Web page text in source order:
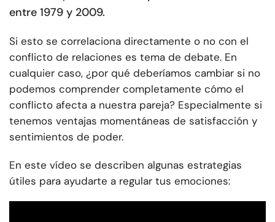
entre 1979 y 2009.
Si esto se correlaciona directamente o no con el
conflicto de relaciones es tema de debate. En
cualquier caso, ¿por qué deberíamos cambiar si no
podemos comprender completamente cómo el
conflicto afecta a nuestra pareja? Especialmente si
tenemos ventajas momentáneas de satisfacción y
sentimientos de poder.
En este vídeo se describen algunas estrategias
útiles para ayudarte a regular tus emociones: